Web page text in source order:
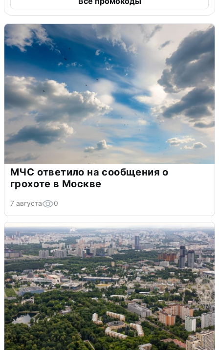
МЧС ответило на сообщения о
грохоте в Москве
7 августа 0